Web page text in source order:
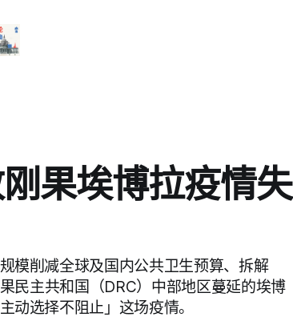
果埃博拉疫情失
模削减全球及国内公共卫生预算、拆解
民主共和国（DRC）中部地区蔓延的埃博
动选择不阻止」这场疫情。